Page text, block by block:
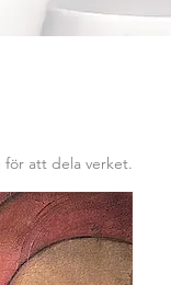
för att dela verket.